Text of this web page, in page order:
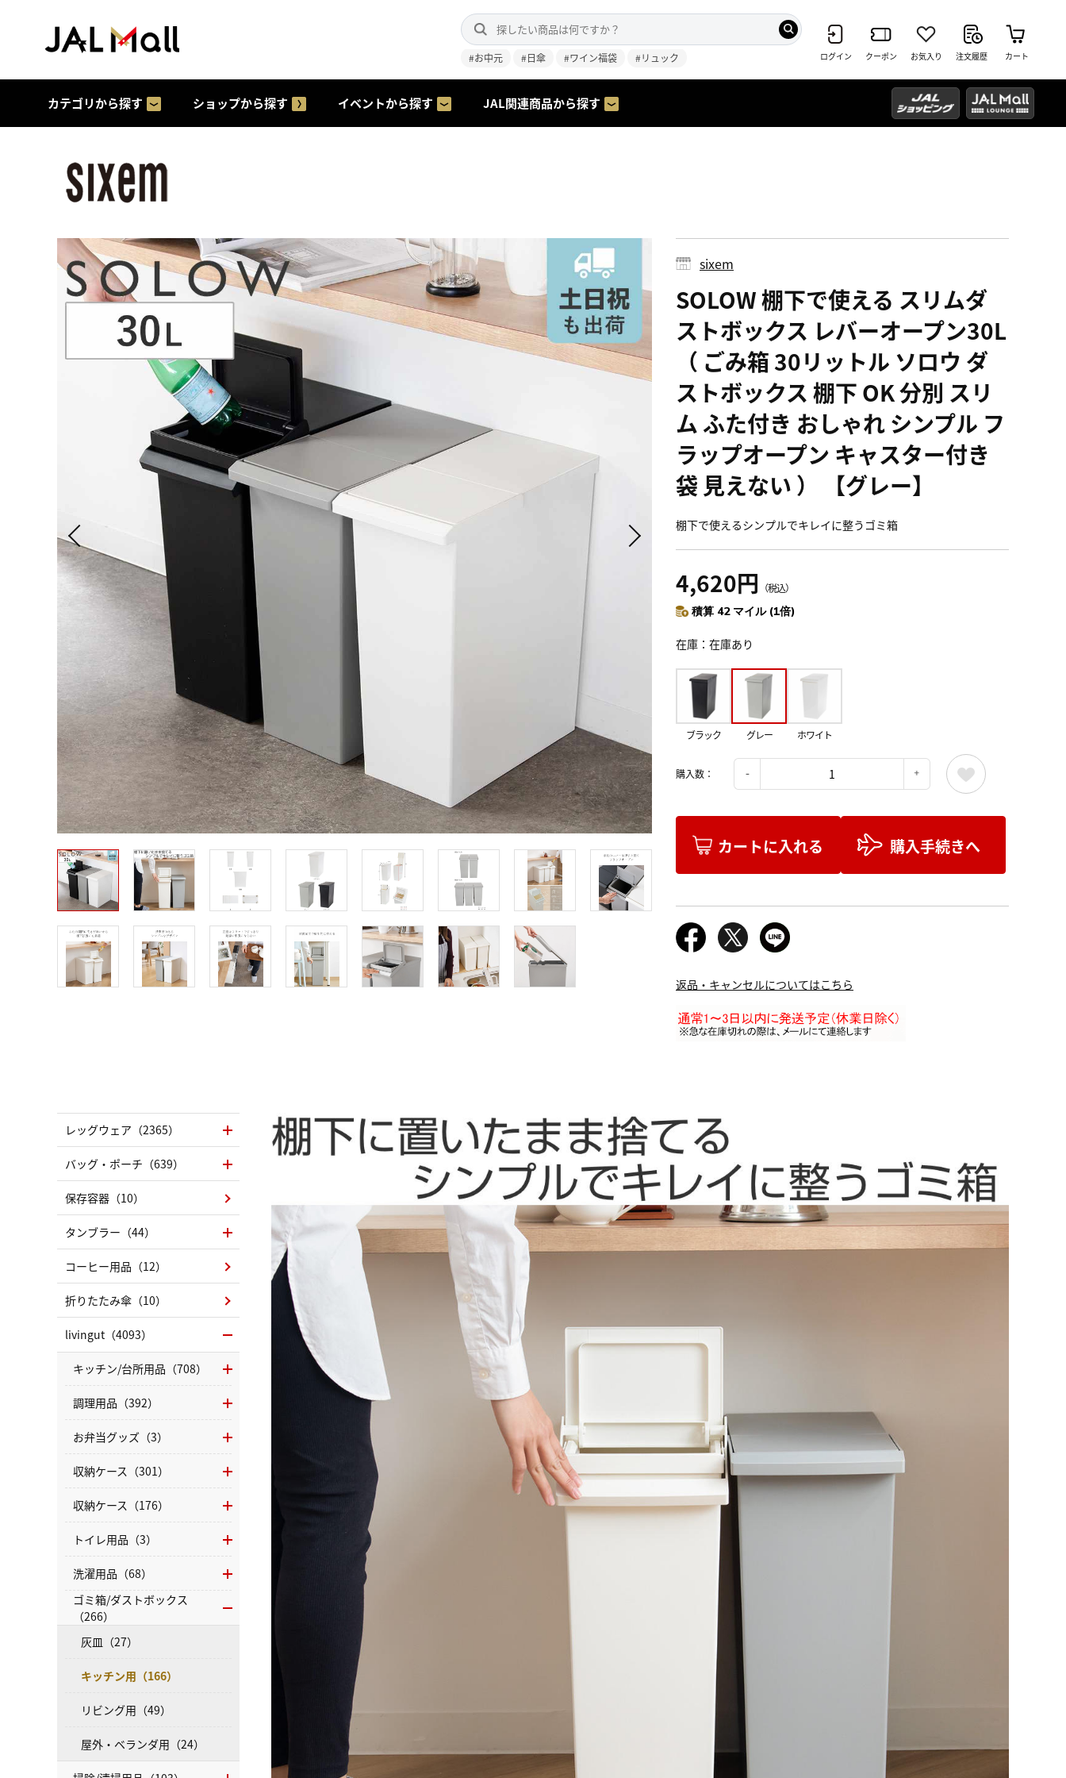
#お中元 #日傘 #ワイン福袋 #リュック ログイン クーポン お気入り 注文履歴 カート
カテゴリから探す ショップから探す イベントから探す JAL関連商品から探す
sixem
SOLOW 棚下で使える スリムダ
ストボックス レバーオープン30L
（ ごみ箱 30リットル ソロウ ダ
ストボックス 棚下 OK 分別 スリ
ム ふた付き おしゃれ シンプル フ
ラップオープン キャスター付き
袋 見えない ） 【グレー】
棚下で使えるシンプルでキレイに整うゴミ箱
4,620円 （税込）
積算 42 マイル (1倍)
在庫 在庫あり
ブラック グレー ホワイト
購入数：
カートに入れる 購入手続きへ
返品・キャンセルについてはこちら
レッグウェア（2365）
バッグ・ポーチ（639）
保存容器（10）
タンブラー（44）
コーヒー用品（12）
折りたたみ傘（10）
livingut（4093）
キッチン/台所用品（708）
調理用品（392）
お弁当グッズ（3）
収納ケース（301）
収納ケース（176）
トイレ用品（3）
洗濯用品（68）
ゴミ箱/ダストボックス
（266）
灰皿（27）
キッチン用（166）
リビング用（49）
屋外・ベランダ用（24）